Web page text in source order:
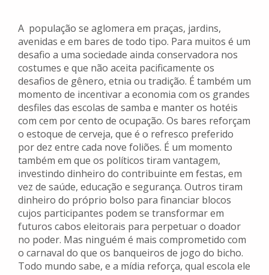
A população se aglomera em praças, jardins,
avenidas e em bares de todo tipo. Para muitos é um
desafio a uma sociedade ainda conservadora nos
costumes e que não aceita pacificamente os
desafios de gênero, etnia ou tradição. É também um
momento de incentivar a economia com os grandes
desfiles das escolas de samba e manter os hotéis
com cem por cento de ocupação. Os bares reforçam
o estoque de cerveja, que é o refresco preferido
por dez entre cada nove foliões. É um momento
também em que os políticos tiram vantagem,
investindo dinheiro do contribuinte em festas, em
vez de saúde, educação e segurança. Outros tiram
dinheiro do próprio bolso para financiar blocos
cujos participantes podem se transformar em
futuros cabos eleitorais para perpetuar o doador
no poder. Mas ninguém é mais comprometido com
o carnaval do que os banqueiros de jogo do bicho.
Todo mundo sabe, e a mídia reforça, qual escola ele